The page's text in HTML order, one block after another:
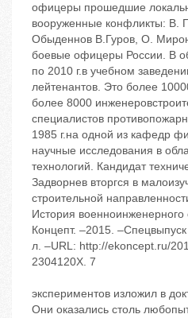
офицеры прошедшие
вооруженные конфликты: В.
Обыденнов В.Гуров, О.
боевые офицеры России. В
по 2010 г.в учебном
лейтенантов. Это более
более 8000
специалистов
1985 г.на одной из кафедр
научные исследования в
технологий. Кандидат
Задворнев вторгся в
строительной
История военноинженерного
Концепт. –2015.
л. –URL: http://ekoncept.ru/
2304120X. 7
экспериментов изложил в
Они оказались столь